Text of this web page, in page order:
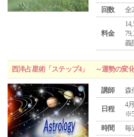
回数 全
料金
義
西洋占星術「ステップ4」 ～運勢の変
講師 森
日程
4
時間
毎